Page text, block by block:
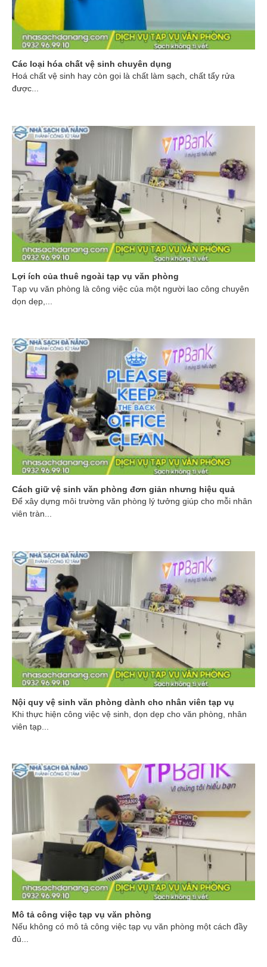
Các loại hóa chất vệ sinh chuyên dụng
Hoá chất vệ sinh hay còn gọi là chất làm sạch, chất tẩy rửa
được...
Lợi ích của thuê ngoài tạp vụ văn phòng
Tạp vụ văn phòng là công việc của một người lao công chuyên
dọn dẹp,...
Cách giữ vệ sinh văn phòng đơn giản nhưng hiệu quả
Để xây dựng môi trường văn phòng lý tưởng giúp cho mỗi nhân
viên tràn...
Nội quy vệ sinh văn phòng dành cho nhân viên tạp vụ
Khi thực hiện công việc vệ sinh, dọn dẹp cho văn phòng, nhân
viên tạp...
Mô tả công việc tạp vụ văn phòng
Nếu không có mô tả công việc tạp vụ văn phòng một cách đầy
đủ...